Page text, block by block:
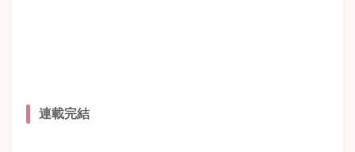
連載完結